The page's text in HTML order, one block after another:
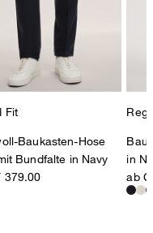
Fit
Baukasten-Hose
Bundfalte in Navy
379.00
in
ab